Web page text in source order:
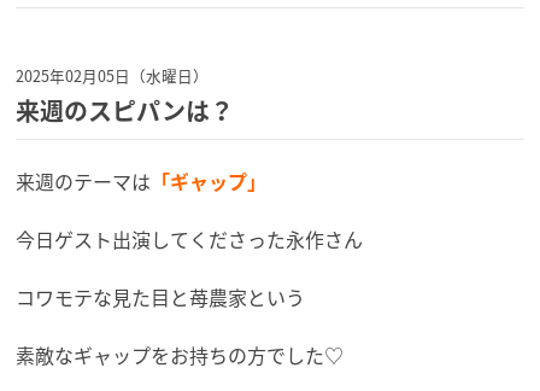
2025年02月05日（水曜日）
来週のスピパンは？
来週のテーマは 「ギャップ」
今日ゲスト出演してくださった永作さん
コワモテな見た目と苺農家という
素敵なギャップをお持ちの方でした♡